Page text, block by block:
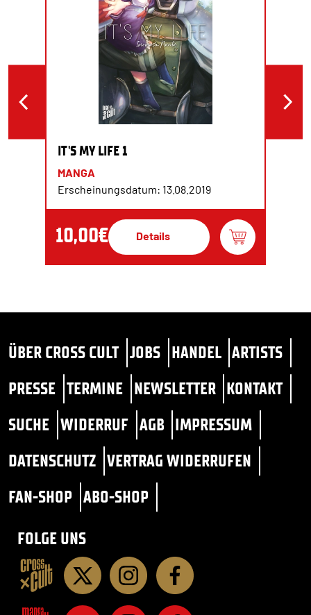
IT'S MY LIFE 1
MANGA
Erscheinungsdatum: 13.08.2019
10,00€ Details
ÜBER CROSS CULT JOBS HANDEL ARTISTS
PRESSE TERMINE NEWSLETTER KONTAKT
SUCHE WIDERRUF AGB IMPRESSUM
DATENSCHUTZ VERTRAG WIDERRUFEN
FAN-SHOP ABO-SHOP
FOLGE UNS